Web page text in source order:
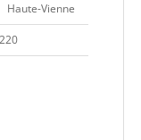
Haute-Vienne
220